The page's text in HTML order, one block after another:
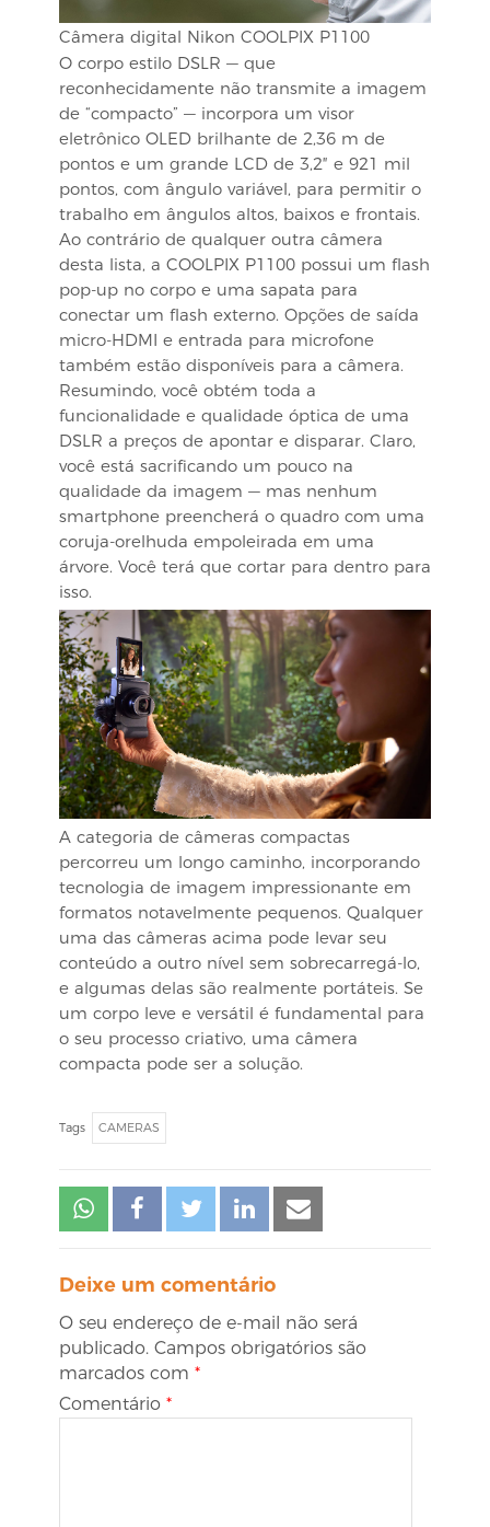
Câmera digital Nikon COOLPIX P1100
O corpo estilo DSLR — que
reconhecidamente não transmite a imagem
de “compacto” — incorpora um visor
eletrônico OLED brilhante de 2,36 m de
pontos e um grande LCD de 3,2″ e 921 mil
pontos, com ângulo variável, para permitir o
trabalho em ângulos altos, baixos e frontais.
Ao contrário de qualquer outra câmera
desta lista, a COOLPIX P1100 possui um flash
pop-up no corpo e uma sapata para
conectar um flash externo. Opções de saída
micro-HDMI e entrada para microfone
também estão disponíveis para a câmera.
Resumindo, você obtém toda a
funcionalidade e qualidade óptica de uma
DSLR a preços de apontar e disparar. Claro,
você está sacrificando um pouco na
qualidade da imagem — mas nenhum
smartphone preencherá o quadro com uma
coruja-orelhuda empoleirada em uma
árvore. Você terá que cortar para dentro para
isso.
A categoria de câmeras compactas
percorreu um longo caminho, incorporando
tecnologia de imagem impressionante em
formatos notavelmente pequenos. Qualquer
uma das câmeras acima pode levar seu
conteúdo a outro nível sem sobrecarregá-lo,
e algumas delas são realmente portáteis. Se
um corpo leve e versátil é fundamental para
o seu processo criativo, uma câmera
compacta pode ser a solução.
Tags CAMERAS
Deixe um comentário
O seu endereço de e-mail não será
publicado. Campos obrigatórios são
marcados com *
Comentário *